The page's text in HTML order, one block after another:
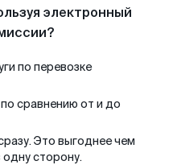
электронный
по перевозке
сравнению от и до
Это выгоднее чем
сторону.